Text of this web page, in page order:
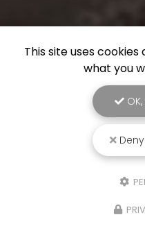
This site uses
what you